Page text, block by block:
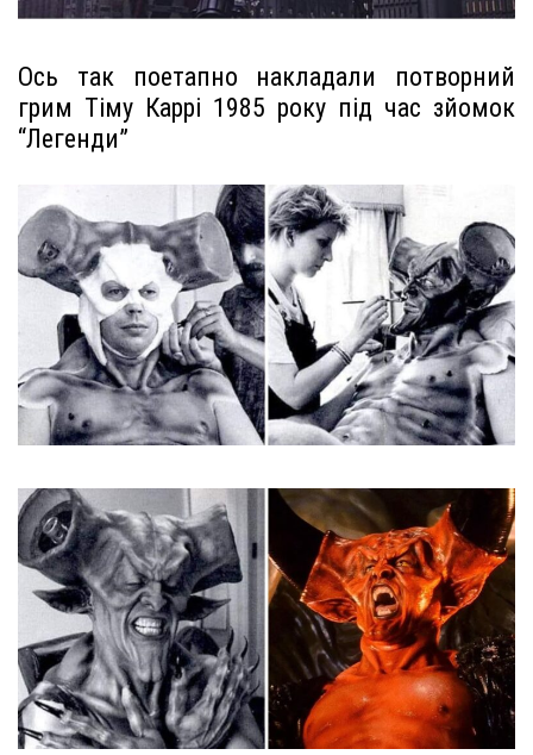
Ось так поетапно накладали потворний
грим Тіму Каррі 1985 року під час зйомок
“Легенди”